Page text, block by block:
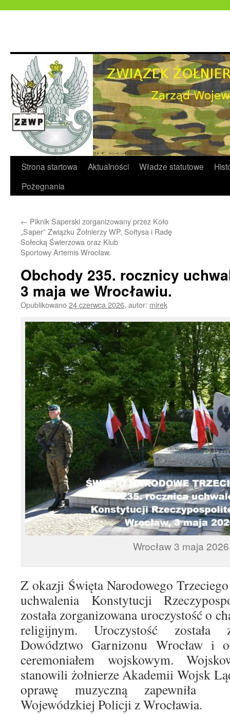
Strona startowa Aktualności Władze statutowe
Pożegnania
← Piknik Saperski zorganizowany przez Koło
„Saper” Związku Żołnierzy WP, Sołtysa i Radę
Sołecką Świerzowa oraz Klub
Sportowy Artemis Wrocław.
Obchody 235. rocznicy
3 maja we Wrocławiu.
Opublikowano24 czerwca 2026, autor: mirek
Wrocław 3 maja
Z okazji Święta Narodowego
uchwalenia Konstytucji
została zorganizowana uroczystość o
religijnym. Uroczystość została
Dowództwo Garnizonu Wrocław i
ceremoniałem wojskowym.
stanowili żołnierze Akademii Wojsk
oprawę muzyczną zapewniła
Wojewódzkiej Policji z Wrocławia.